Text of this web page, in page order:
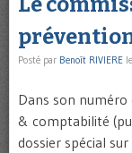
Posté par Benoît RIVIERE le
Dans son
& comptabilité
dossier spécial